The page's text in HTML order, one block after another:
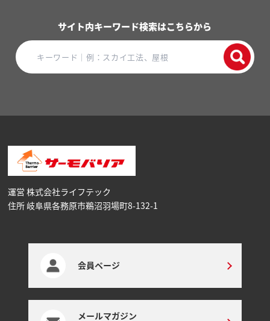
サイト内キーワード検索はこちらから
運営 株式会社ライフテック
住所 岐阜県各務原市鵜沼⽻場町8-132-1
会員ページ
メールマガジン